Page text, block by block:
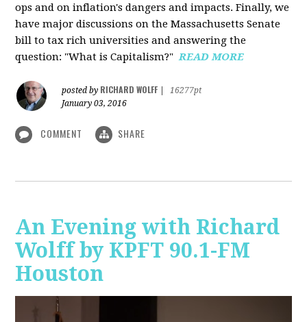
ops and on inflation's dangers and impacts. Finally, we
have major discussions on the Massachusetts Senate
bill to tax rich universities and answering the
question: "What is Capitalism?"READ MORE
posted by RICHARD WOLFF
16277pt
January 03, 2016
COMMENT SHARE
An Evening with Richard
Wolff by KPFT 90.1-FM
Houston